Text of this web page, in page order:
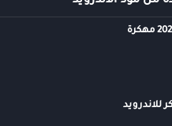
للاندرويد